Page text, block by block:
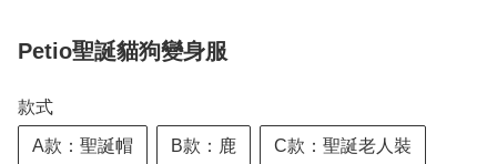
Petio聖誕貓狗變身服
款式
A款：聖誕帽 B款：鹿 C款：聖誕老人裝